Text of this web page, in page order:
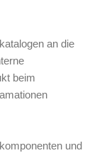
an die
beim
und